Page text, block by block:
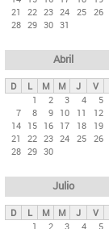
n
c
i
p
e
21
22 23 24 25 26
28 29 30 31
Abril
D L M M J V
1
2 3 4 5
7
8 9 10 11 12
14 15 16 17 18 19
21
22 23 24 25 26
28 29 30
Julio
D L M M J V
1
2 3 4 5